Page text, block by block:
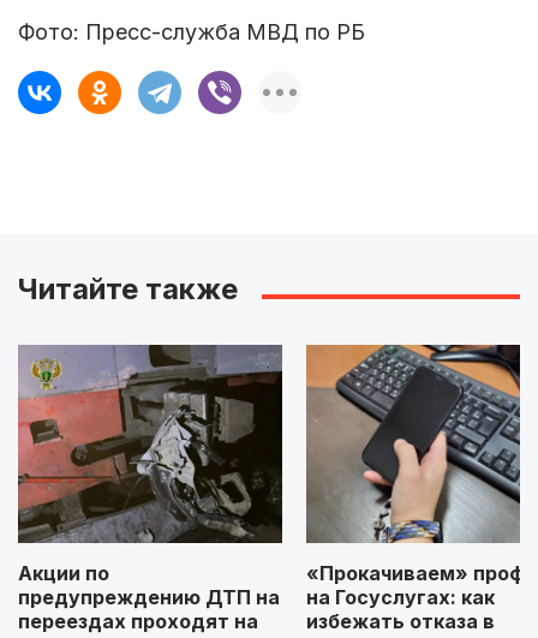
Фото: Пресс-служба МВД по РБ
Читайте также
Акции по
предупреждению ДТП на
переездах проходят на
«Прокачиваем»
на Госуслугах: как
избежать отказа в